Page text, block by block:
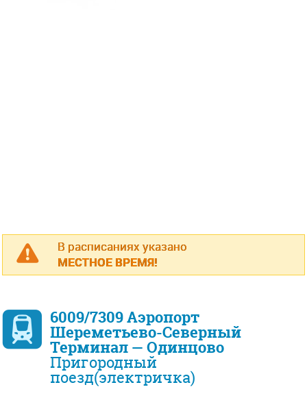
В расписаниях указано
МЕСТНОЕ ВРЕМЯ!
6009/7309 Аэропорт
Шереметьево-Северный
Терминал — Одинцово
Пригородный
поезд(электричка)